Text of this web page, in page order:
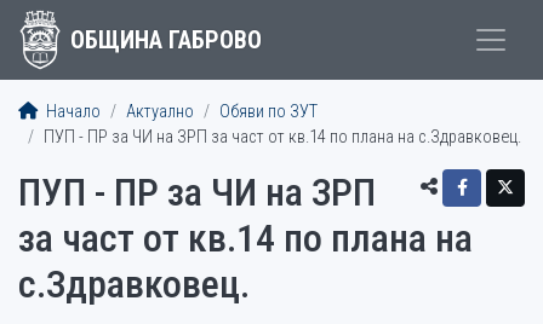
ОБЩИНА ГАБРОВО
Начало Актуално
Обяви по ЗУТ
ПУП - ПР за ЧИ на ЗРП за част от кв.14 по плана на с.Здравковец.
ПУП - ПР за ЧИ на ЗРП
за част от кв.14 по плана на
с.Здравковец.